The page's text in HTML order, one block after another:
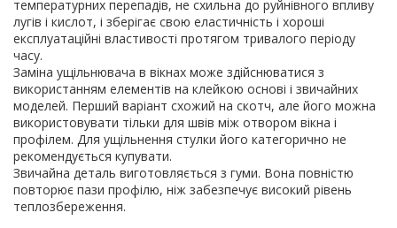
температурних перепадів, не схильна до руйнівного впливу
лугів і кислот, і зберігає свою еластичність і хороші
експлуатаційні властивості протягом тривалого періоду
часу.
Заміна ущільнювача в вікнах може здійснюватися з
використанням елементів на клейкою основі і звичайних
моделей. Перший варіант схожий на скотч, але його можна
використовувати тільки для швів між отвором вікна і
профілем. Для ущільнення стулки його категорично не
рекомендується купувати.
Звичайна деталь виготовляється з гуми. Вона повністю
повторює пази профілю, ніж забезпечує високий рівень
теплозбереження.